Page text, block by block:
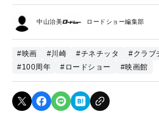
中山治美 ロードショー編集部
#映画 #川崎 #チネチッタ #クラブ
#100周年
#ロードショー #映画館